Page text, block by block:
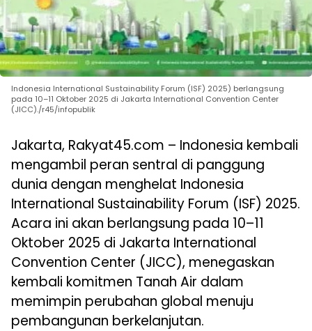
Indonesia International Sustainability Forum (ISF) 2025) berlangsung
pada 10–11 Oktober 2025 di Jakarta International Convention Center
(JICC)./r45/infopublik
Jakarta, Rakyat45.com – Indonesia kembali
mengambil peran sentral di panggung
dunia dengan menghelat Indonesia
International Sustainability Forum (ISF) 2025.
Acara ini akan berlangsung pada 10–11
Oktober 2025 di Jakarta International
Convention Center (JICC), menegaskan
kembali komitmen Tanah Air dalam
memimpin perubahan global menuju
pembangunan berkelanjutan.